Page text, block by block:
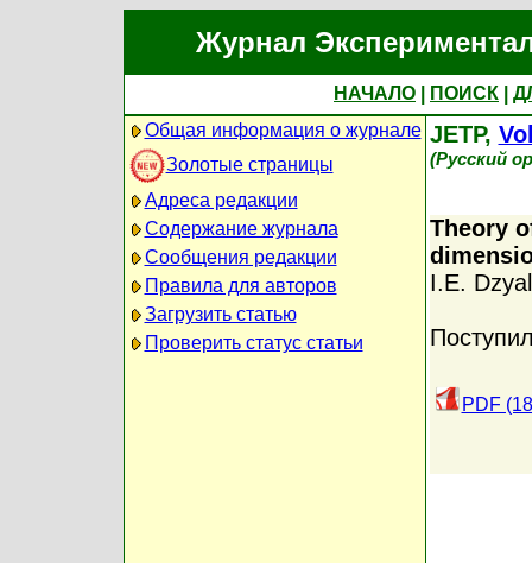
Журнал
НАЧАЛО ПОИСК
Общая информация о журнале
Золотые страницы
Адреса редакции
Содержание журнала
Сообщения редакции
Правила для авторов
Загрузить статью
Проверить статус статьи
JETP,
(Русский
Theory
I.E.
PDF